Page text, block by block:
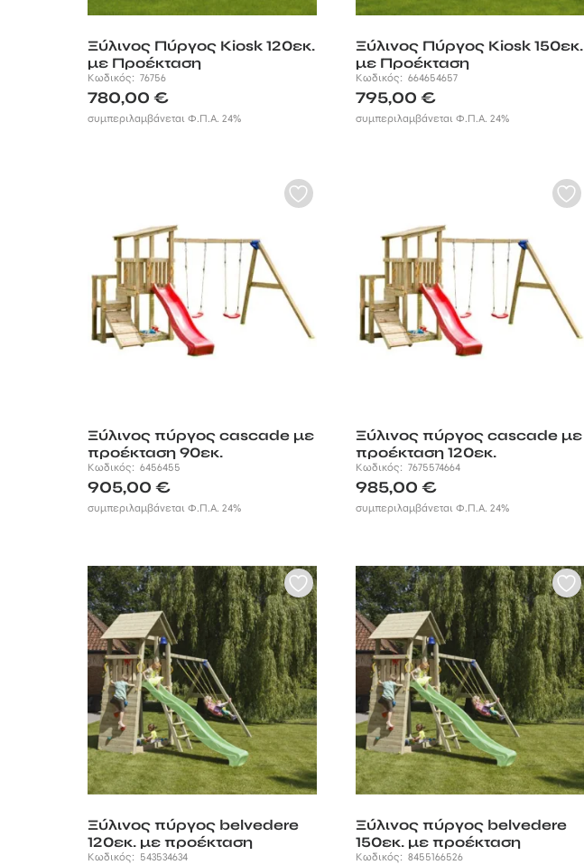
Ξύλινος Πύργος Kiosk 120εκ.
με Προέκταση
Κωδικός: 76756
780,00 €
συμπεριλαμβάνεται Φ.Π.Α. 24%
Ξύλινος Πύργος Kiosk 150εκ.
με Προέκταση
Κωδικός:664654657
795,00€
συμπεριλαμβάνεται Φ.Π.Α. 24%
Ξύλινος πύργος cascade με
προέκταση 90εκ.
Κωδικός: 6456455
905,00 €
συμπεριλαμβάνεται Φ.Π.Α. 24%
Ξύλινος πύργος cascade με
προέκταση 120εκ.
Κωδικός:7675574664
985,00€
συμπεριλαμβάνεται Φ.Π.Α. 24%
Ξύλινος πύργος belvedere
120εκ. με προέκταση
Κωδικός: 543534634
Ξύλινος πύργος belvedere
150εκ. με προέκταση
Κωδικός:8455166526